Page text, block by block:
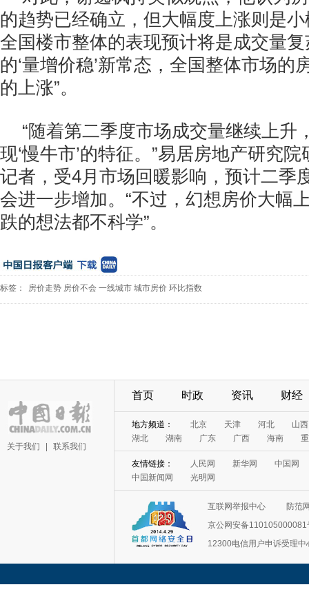
的趋势已经确立，但大幅度上涨则是
全国楼市整体的表现预计将是成交量
的‘量增价稳’新常态，全国整体市场的
的上涨”。
“随着第二季度市场成交量继续上升
现‘慢牛市’的特征。”易居房地产研究
记者，受4月市场回暖影响，预计二季
会进一步增加。“不过，幻想房价大幅
跌的想法都不科学”。
标签： 房价走势 房价不会 一线城市 城市房价 环比指数
关于我们 联系我们
首页 时政 资讯 财经
地方频道： 北京 天津 河北
山西
湖北
湖南 广东 广西 海南
友情链接： 人民网 新华网
中国网
中国新闻网
光明网
互联网举报中心
防范
京公网安备110105000081
12300电信用户申诉受理中